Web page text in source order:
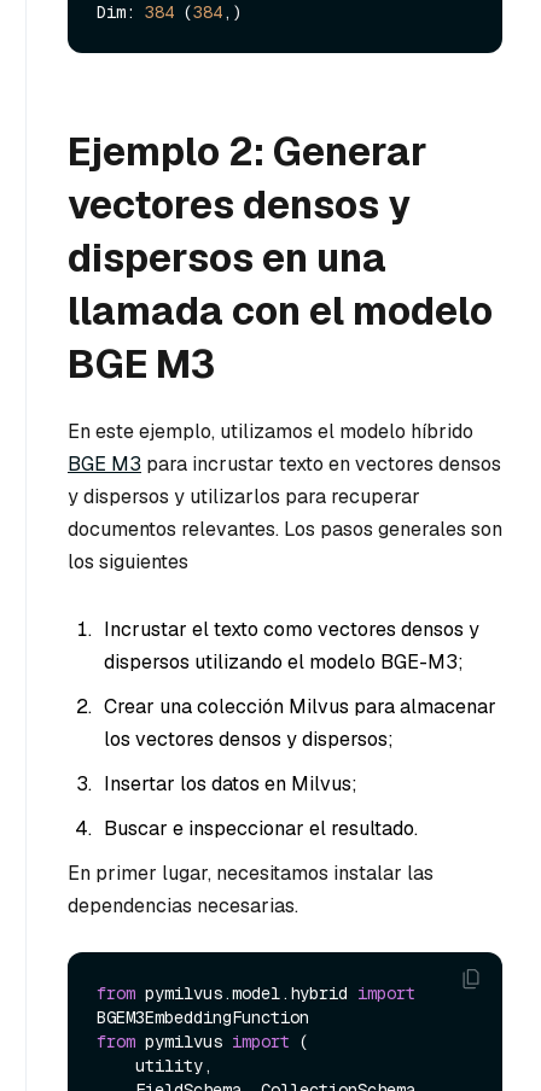
Dim: 384 (384
Ejemplo 2: Generar
vectores densos y
dispersos en una
llamada con el modelo
BGE M3
En este ejemplo, utilizamos el modelo híbrido
BGE M3 para incrustar texto en vectores densos
y dispersos y utilizarlos para recuperar
documentos relevantes. Los pasos generales son
los siguientes
Incrustar el texto como vectores densos y
dispersos utilizando el modelo BGE-M3;
Crear una colección Milvus para almacenar
los vectores densos y dispersos;
Insertar los datos en Milvus;
Buscar e inspeccionar el resultado.
En primer lugar, necesitamos instalar las
dependencias necesarias.
from pymilvus.model.hybrid import
from pymilvus import (